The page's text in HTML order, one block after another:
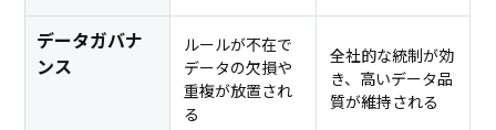
データガバナ
ンス
ルールが不在で
データの欠損や
重複が放置され
る
全社的な統制が効
き、高いデータ品
質が維持される